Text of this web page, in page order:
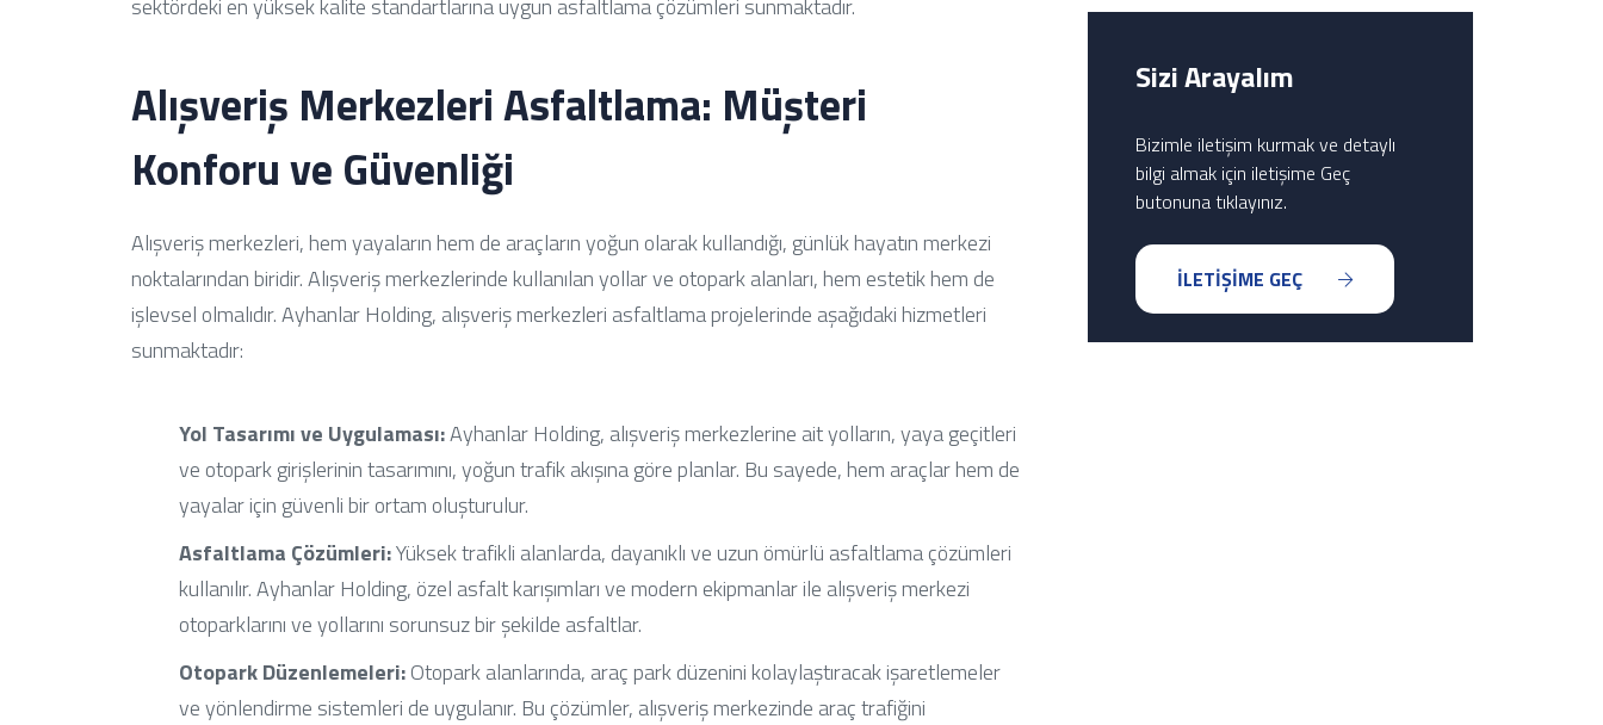
Alışveriş Merkezleri Asfaltlama: Müşteri
Konforu ve Güvenliği
Alışveriş merkezleri, hem yayaların hem de araçların yoğun olarak kullandığı, günlük hayatın merkezi
noktalarından biridir. Alışveriş merkezlerinde kullanılan yollar ve otopark alanları, hem estetik hem de
işlevsel olmalıdır. Ayhanlar Holding, alışveriş merkezleri asfaltlama projelerinde aşağıdaki hizmetleri
sunmaktadır:
Yol Tasarımı ve Uygulaması:Ayhanlar Holding, alışveriş merkezlerine ait yolların, yaya geçitleri
ve otopark girişlerinin tasarımını, yoğun trafik akışına göre planlar. Bu sayede, hem araçlar hem de
yayalar için güvenli bir ortam oluşturulur.
Asfaltlama Çözümleri:Yüksek trafikli alanlarda, dayanıklı ve uzun ömürlü asfaltlama çözümleri
kullanılır. Ayhanlar Holding, özel asfalt karışımları ve modern ekipmanlar ile alışveriş merkezi
otoparklarını ve yollarını sorunsuz bir şekilde asfaltlar.
Otopark Düzenlemeleri:Otopark alanlarında, araç park düzenini kolaylaştıracak işaretlemeler
ve yönlendirme sistemleri de uygulanır. Bu çözümler, alışveriş merkezinde araç trafiğini
Sizi Arayalım
Bizimle iletişim kurmak ve detaylı
bilgi almak için iletişime Geç
butonuna tıklayınız.
İLETİŞİME GEÇ